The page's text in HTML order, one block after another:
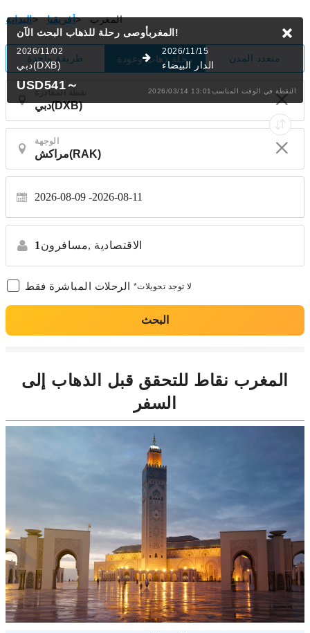
البداية> أفريقيا> المغرب
طريقة واحدة رحلة ذهاب وعودة متعدد المدن
الوجهة
2026-08-09 2026-08-11
1 مسافرون, الاقتصادية
الرحلات المباشرة فقط *لا توجد تحويلات
البحث
المغربأوصى رحلة للذهاب البحث الآن!
2026/11/02
دبي(DXB)
2026/11/15
الدار البيضاء
USD541～ 2026/03/14 13:01النقطة في الوقت المناسب
المغرب نقاط للتحقق قبل الذهاب إلى
السفر